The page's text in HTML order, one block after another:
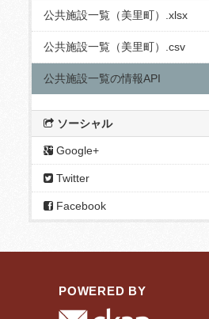
公共施設一覧（美里町）.xlsx
公共施設一覧（美里町）.csv
公共施設一覧の情報API
ソーシャル
Google+
Twitter
Facebook
POWERED BY